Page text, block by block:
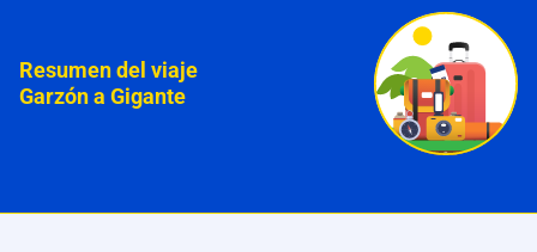
Resumen del viaje
Garzón a Gigante